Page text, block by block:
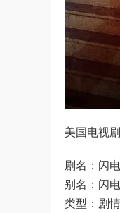
美国电视
剧名：闪
别名：闪
类型：剧